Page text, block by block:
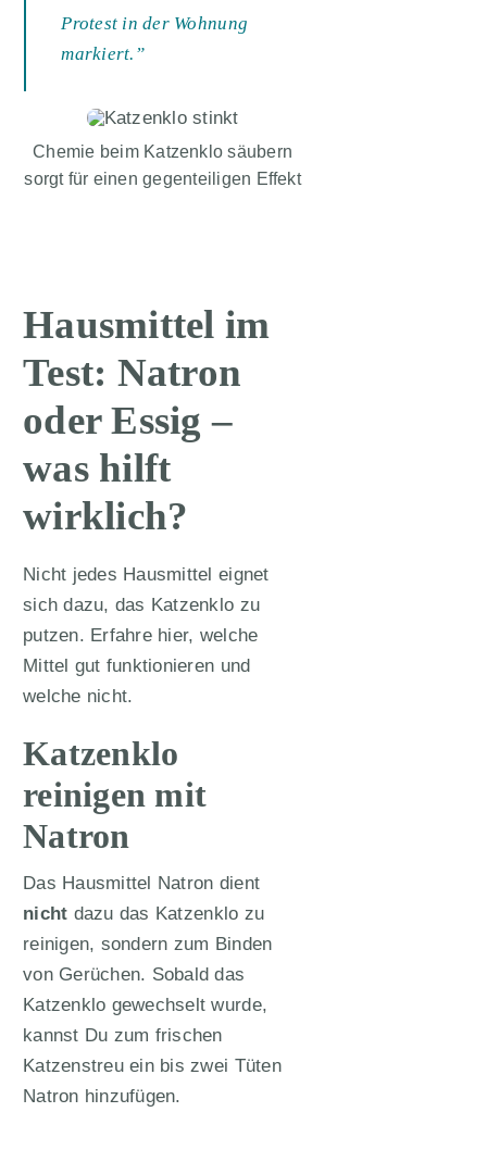
Protest in der Wohnung
markiert.”
Chemie beim Katzenklo säubern
sorgt für einen gegenteiligen Effekt
Hausmittel im
Test: Natron
oder Essig –
was hilft
wirklich?
Nicht jedes Hausmittel eignet
sich dazu, das Katzenklo zu
putzen. Erfahre hier, welche
Mittel gut funktionieren und
welche nicht.
Katzenklo
reinigen mit
Natron
Das Hausmittel Natron dient
nicht dazu das Katzenklo zu
reinigen, sondern zum Binden
von Gerüchen. Sobald das
Katzenklo gewechselt wurde,
kannst Du zum frischen
Katzenstreu ein bis zwei Tüten
Natron hinzufügen.